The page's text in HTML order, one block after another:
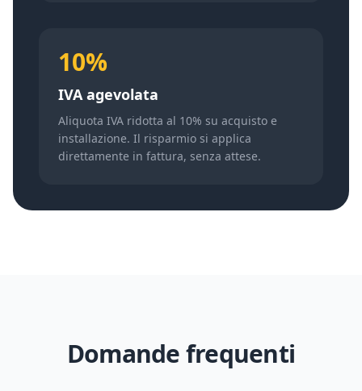
10%
IVA agevolata
Aliquota IVA ridotta al 10% su acquisto e
installazione. Il risparmio si applica
direttamente in fattura, senza attese.
Domande frequenti